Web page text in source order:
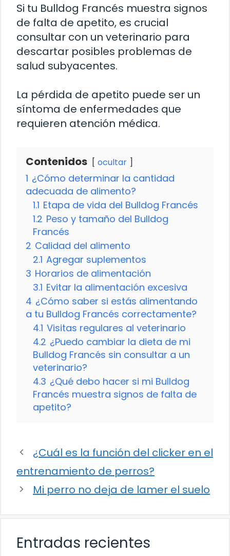
Si tu Bulldog Francés muestra signos
de falta de apetito, es crucial
consultar con un veterinario para
descartar posibles problemas de
salud subyacentes.
La pérdida de apetito puede ser un
síntoma de enfermedades que
requieren atención médica.
Contenidos ocultar
1 ¿Cómo determinar la cantidad
adecuada de alimento?
1.1 Etapa de vida del Bulldog Francés
1.2 Peso y tamaño del Bulldog
Francés
2 Calidad del alimento
2.1 Agregar suplementos
3 Horarios de alimentación
3.1 Evitar la alimentación excesiva
4 ¿Cómo saber si estás alimentando
a tu Bulldog Francés correctamente?
4.1 Visitas regulares al veterinario
4.2 ¿Puedo cambiar la dieta de mi
Bulldog Francés sin consultar a un
veterinario?
4.3 ¿Qué debo hacer si mi Bulldog
Francés muestra signos de falta de
apetito?
¿Cuál es la función del clicker en el
entrenamiento de perros?
Mi perro no deja de lamer el suelo
Entradas recientes